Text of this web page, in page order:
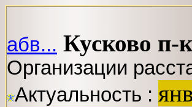
абв... Кусково п-к
Организации
Актуальность :